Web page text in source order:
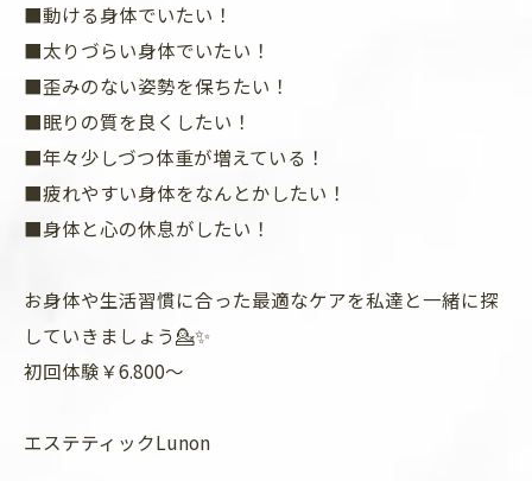
■動ける身体でいたい！
■太りづらい身体でいたい！
■歪みのない姿勢を保ちたい！
■眠りの質を良くしたい！
■年々少しづつ体重が増えている！
■疲れやすい身体をなんとかしたい！
■身体と心の休息がしたい！
お身体や生活習慣に合った最適なケアを私達と一緒に探
していきましょう💁✨
初回体験￥6.800〜
エステティックLunon